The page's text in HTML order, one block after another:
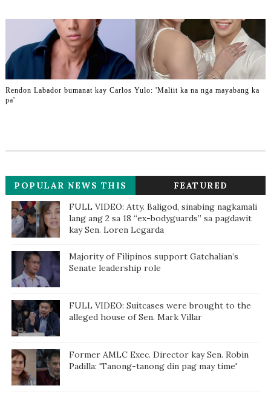
Rendon Labador bumanat kay Carlos Yulo: 'Maliit ka na nga mayabang ka
pa'
POPULAR NEWS THIS
WEEK
FEATURED
FULL VIDEO: Atty. Baligod, sinabing nagkamali
lang ang 2 sa 18 “ex-bodyguards” sa pagdawit
kay Sen. Loren Legarda
Majority of Filipinos support Gatchalian’s
Senate leadership role
FULL VIDEO: Suitcases were brought to the
alleged house of Sen. Mark Villar
Former AMLC Exec. Director kay Sen. Robin
Padilla: 'Tanong-tanong din pag may time'